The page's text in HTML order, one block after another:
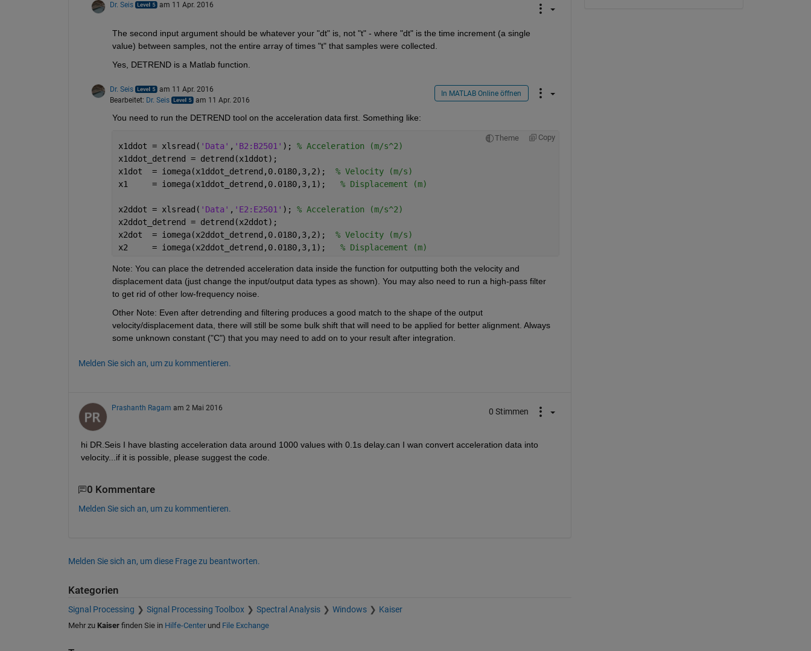
Dr. Seis am 11 Apr. 2016
The second input argument should be whatever your "dt" is, not "t" - where "dt" is the time increment (a single
value) between samples, not the entire array of times "t" that samples were collected.
Yes, DETREND is a Matlab function.
Dr. Seis
am 11 Apr. 2016
Bearbeitet: Dr. Seis am 11 Apr. 2016
In MATLAB Online öffnen
You need to run the DETREND tool on the acceleration data first. Something like:
Theme Copy
x1ddot = xlsread( 'Data' , 'B2:B2501' ); % Acceleration (m/s^2)
x1ddot_detrend = detrend(x1ddot);
x1dot  = iomega(x1ddot_detrend,0.0180,3,2); % Velocity (m/s)
x1     = iomega(x1ddot_detrend,0.0180,3,1); % Displacement (m)
x2ddot = xlsread( 'Data' , 'E2:E2501' ); % Acceleration (m/s^2)
x2ddot_detrend = detrend(x2ddot);
x2dot  = iomega(x2ddot_detrend,0.0180,3,2); % Velocity (m/s)
x2     = iomega(x2ddot_detrend,0.0180,3,1); % Displacement (m)
Note: You can place the detrended acceleration data inside the function for outputting both the velocity and
displacement data (just change the input/output data types as shown). You may also need to run a high-pass filter
to get rid of other low-frequency noise.
Other Note: Even after detrending and filtering produces a good match to the shape of the output
velocity/displacement data, there will still be some bulk shift that will need to be applied for better alignment. Always
some unknown constant ("C") that you may need to add on to your result after integration.
Melden Sie sich an, um zu kommentieren.
Prashanth Ragam am 2 Mai 2016 0 Stimmen
hi DR.Seis I have blasting acceleration data around 1000 values with 0.1s delay.can I wan convert acceleration data into
velocity...if it is possible, please suggest the code.
0 Kommentare
Melden Sie sich an, um zu kommentieren.
Melden Sie sich an, um diese Frage zu beantworten.
Kategorien
Signal Processing Signal Processing Toolbox Spectral Analysis Windows Kaiser
Mehr zu Kaiserfinden Sie in Hilfe-Centerund File Exchange